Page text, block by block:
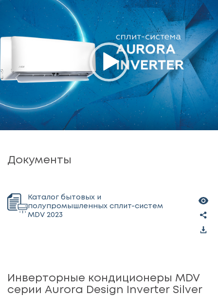
Media error: Format(s) not supported or source(s) not found
Download File: https://mdv-
aircond.ru/upload/video/
Документы
Каталог бытовых и
полупромышленных сплит-систем
MDV 2023
Инверторные кондиционеры MDV
серии Aurora Design Inverter Silver